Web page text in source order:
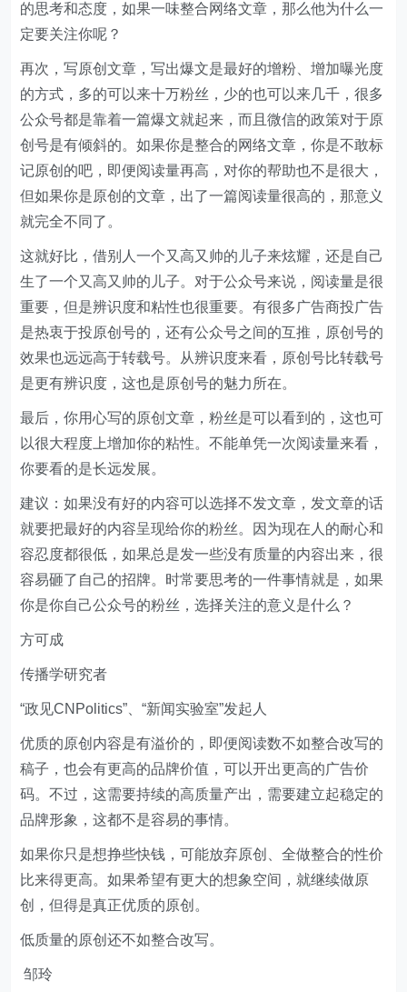
的思考和态度，如果一味整合网络文章，那么他为什么一
定要关注你呢？
再次，写原创文章，写出爆文是最好的增粉、增加曝光度
的方式，多的可以来十万粉丝，少的也可以来几千，很多
公众号都是靠着一篇爆文就起来，而且微信的政策对于原
创号是有倾斜的。如果你是整合的网络文章，你是不敢标
记原创的吧，即便阅读量再高，对你的帮助也不是很大，
但如果你是原创的文章，出了一篇阅读量很高的，那意义
就完全不同了。
这就好比，借别人一个又高又帅的儿子来炫耀，还是自己
生了一个又高又帅的儿子。对于公众号来说，阅读量是很
重要，但是辨识度和粘性也很重要。有很多广告商投广告
是热衷于投原创号的，还有公众号之间的互推，原创号的
效果也远远高于转载号。从辨识度来看，原创号比转载号
是更有辨识度，这也是原创号的魅力所在。
最后，你用心写的原创文章，粉丝是可以看到的，这也可
以很大程度上增加你的粘性。不能单凭一次阅读量来看，
你要看的是长远发展。
建议：如果没有好的内容可以选择不发文章，发文章的话
就要把最好的内容呈现给你的粉丝。因为现在人的耐心和
容忍度都很低，如果总是发一些没有质量的内容出来，很
容易砸了自己的招牌。时常要思考的一件事情就是，如果
你是你自己公众号的粉丝，选择关注的意义是什么？
方可成
传播学研究者
“政见CNPolitics”、“新闻实验室”发起人
优质的原创内容是有溢价的，即便阅读数不如整合改写的
稿子，也会有更高的品牌价值，可以开出更高的广告价
码。不过，这需要持续的高质量产出，需要建立起稳定的
品牌形象，这都不是容易的事情。
如果你只是想挣些快钱，可能放弃原创、全做整合的性价
比来得更高。如果希望有更大的想象空间，就继续做原
创，但得是真正优质的原创。
低质量的原创还不如整合改写。
邹玲